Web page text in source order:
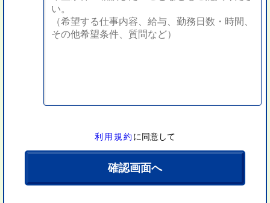
利用規約 に同意して
確認画面へ